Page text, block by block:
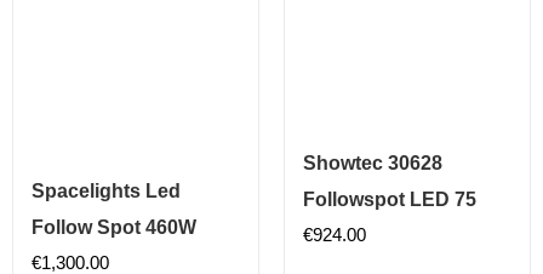
Spacelights Led
Follow Spot 460W
€1,300.00
Showtec 30628
Followspot LED 75
€924.00